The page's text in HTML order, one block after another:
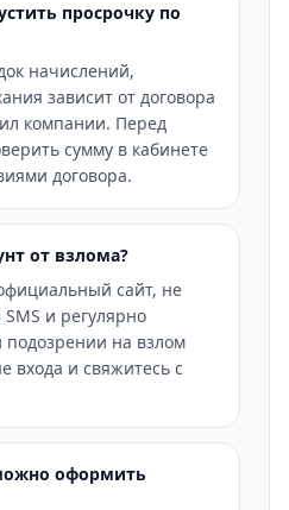
просрочку по
начислений,
зависит от договора
компании. Перед
сумму в кабинете
договора.
от взлома?
сайт, не
и регулярно
на взлом
входа и свяжитесь с
оформить